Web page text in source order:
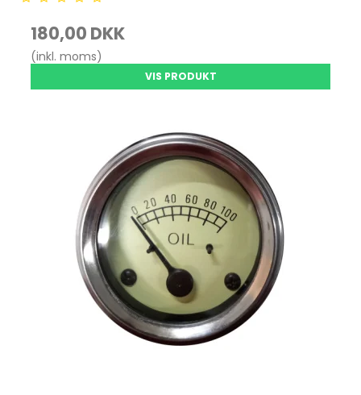
180,00 DKK
(inkl. moms)
VIS PRODUKT